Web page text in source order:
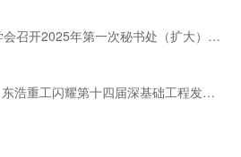
江苏省岩土力学与工程学会召开2025年第一次秘书处（扩大）工作会议
深基础工程的先锋力量 | 东浩重工闪耀第十四届深基础工程发展论坛